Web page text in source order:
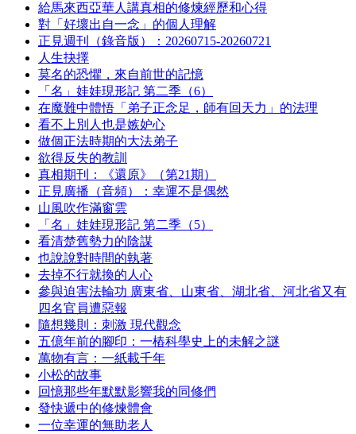
給馬來西亞華人講真相的修煉經歷和心得
對「好壞出自一念」的個人理解
正見週刊（錄音版）：20260715-20260721
人生抉擇
莫名的恐懼，來自前世的記憶
「名」娃娃現形記 第二季（6）
在魔難中體悟「弟子正念足，師有回天力」的法理
看不上別人也是嫉妒心
做個正法時期的大法弟子
欲得反失的教訓
真相期刊：《還原》（第21期）
正見廣播（音頻）：幸運不是偶然
山風吹作滿窗雲
「名」娃娃現形記 第二季（5）
看清楚舊勢力的陰謀
也說說對時間的執著
去掉不行就換的人心
參與迫害法輪功 廣東省、山東省、湖北省、河北省又有
四名官員遭惡報
隨想幾則：刺激 現代觀念
五億年前的腳印：一樁科學史上的未解之謎
萬物有言：一紙載千年
小松的故事
回憶那些年默默影響我的同修們
發快遞中的修煉體會
一位幸運的無助老人